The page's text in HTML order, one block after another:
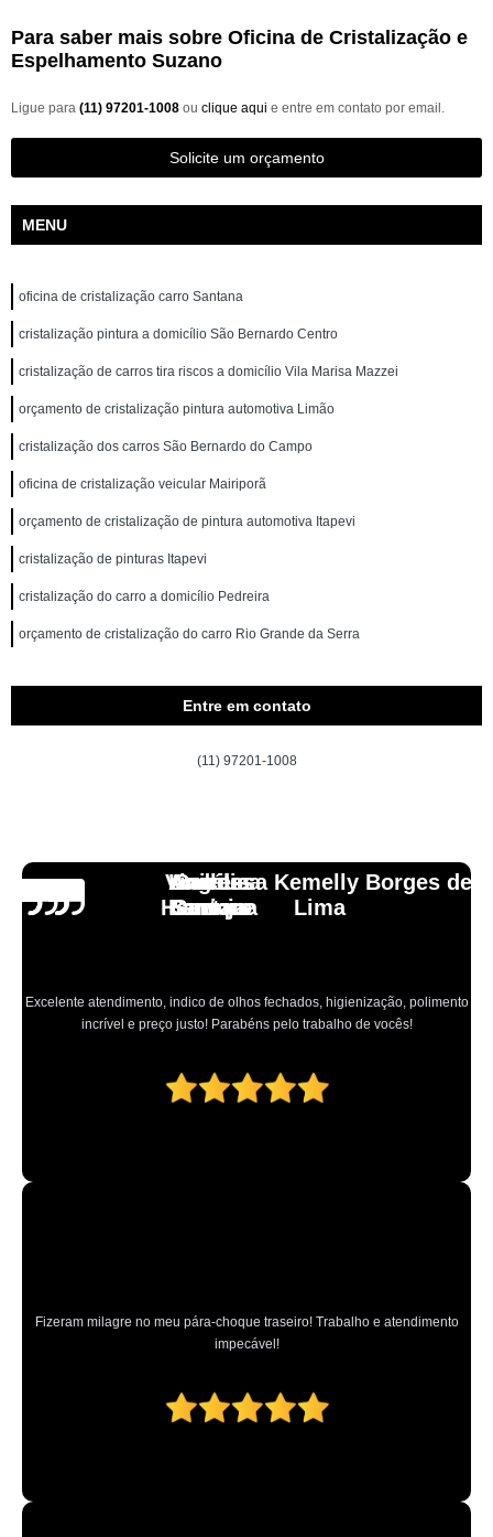
Para saber mais sobre Oficina de Cristalização e
Espelhamento Suzano
Ligue para (11) 97201-1008 ou clique aqui e entre em contato por email.
Solicite um orçamento
MENU
oficina de cristalização carro Santana
cristalização pintura a domicílio São Bernardo Centro
cristalização de carros tira riscos a domicílio Vila Marisa Mazzei
orçamento de cristalização pintura automotiva Limão
cristalização dos carros São Bernardo do Campo
oficina de cristalização veicular Mairiporã
orçamento de cristalização de pintura automotiva Itapevi
cristalização de pinturas Itapevi
cristalização do carro a domicílio Pedreira
orçamento de cristalização do carro Rio Grande da Serra
Entre em contato
(11) 97201-1008
Angélica
Santana
Excelente atendimento, indico de olhos fechados, higienização, polimento
incrível e preço justo! Parabéns pelo trabalho de vocês!
Andressa Kemelly Borges de
Lima
Fizeram milagre no meu pára-choque traseiro! Trabalho e atendimento
impecável!
Carlos
Henrique
Vinicius
Laranja
Lourdes
Santoro